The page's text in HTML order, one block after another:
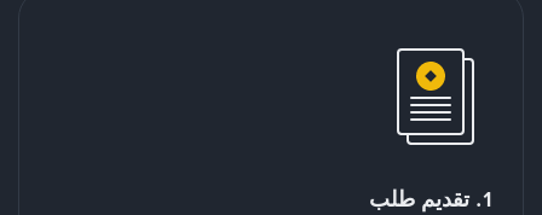
1. تقديم طلب